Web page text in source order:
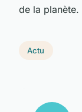
de la planète.
Actu